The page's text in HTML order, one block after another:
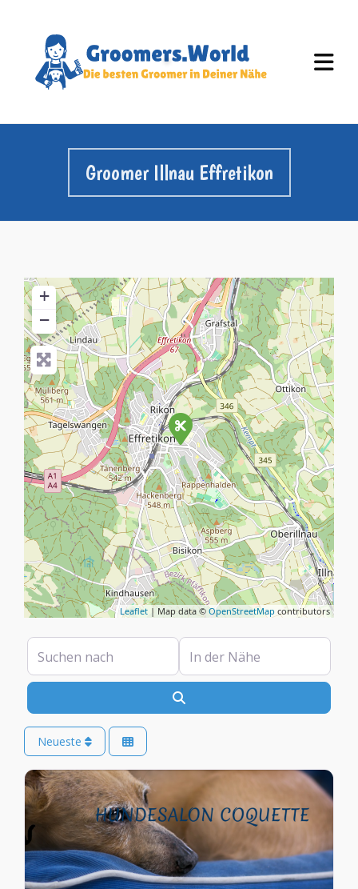
Groomer Illnau Effretikon
+
−
Leaflet | Map data © OpenStreetMap contributors
Suchen nach In der Nähe
Neueste